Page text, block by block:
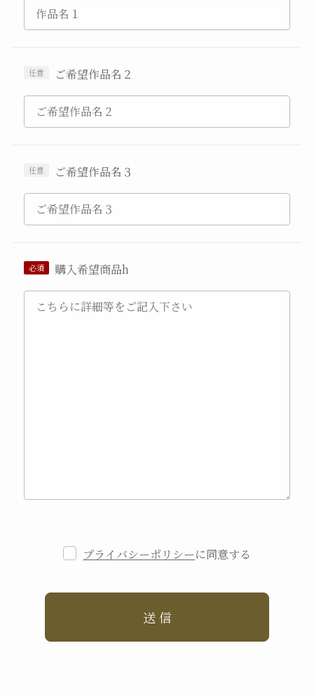
ご希望作品名２
ご希望作品名３
購入希望商品h
プライバシーポリシーに同意する